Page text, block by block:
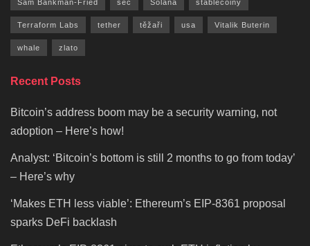
Sam Bankman-Fried sec Solana stablecoiny
Terraform Labs tether těžaři usa Vitalik Buterin
whale zlato
Recent Posts
Bitcoin’s address boom may be a security warning, not
adoption – Here’s how!
Analyst: ‘Bitcoin’s bottom is still 2 months to go from today’
– Here’s why
‘Makes ETH less viable’: Ethereum’s EIP-8361 proposal
sparks DeFi backlash